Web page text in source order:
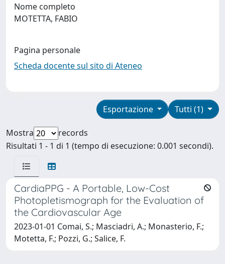
Nome completo
MOTETTA, FABIO
Pagina personale
Scheda docente sul sito di Ateneo
Tutti (1)
Esportazione
Mostra
records
Risultati 1 - 1 di 1 (tempo di esecuzione: 0.001 secondi).
CardiaPPG - A Portable, Low-Cost
Photopletismograph for the Evaluation of
the Cardiovascular Age
2023-01-01 Comai, S.; Masciadri, A.; Monasterio, F.;
Motetta, F.; Pozzi, G.; Salice, F.